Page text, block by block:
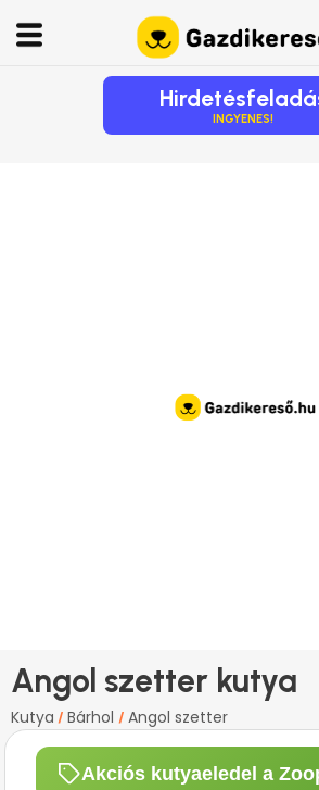
INGYENES!
Angol szetter kutya
Kutya / Bárhol / Angol szetter
Akciós kutyaeledel a